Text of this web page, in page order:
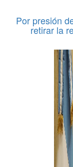
Por presión
retirar la